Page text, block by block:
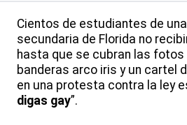
Cientos de estudiantes de
secundaria de Florida no
hasta que se cubran las fotos
banderas arco iris y un cartel
en una protesta contra la ley
digas gay”.